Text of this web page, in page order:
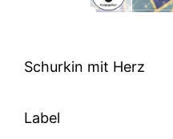
Schurkin mit Herz
Label